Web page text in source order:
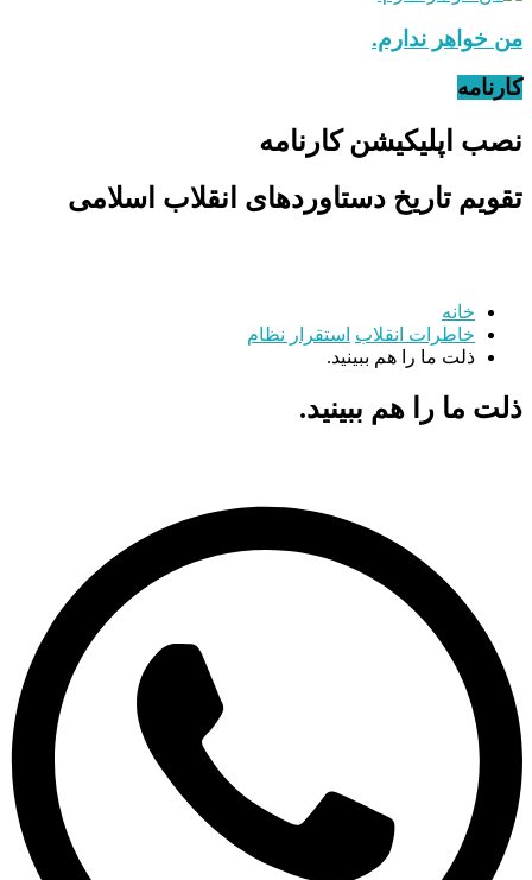
من خواهر ندارم.
کارنامه
نصب اپلیکیشن کارنامه
تقویم تاریخ دستاوردهای انقلاب اسلامی
خانه
خاطرات انقلاب استقرار نظام
ذلت ما را هم ببینید.
ذلت ما را هم ببینید.